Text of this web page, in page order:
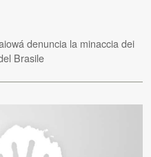
denuncia la minaccia dei
Brasile